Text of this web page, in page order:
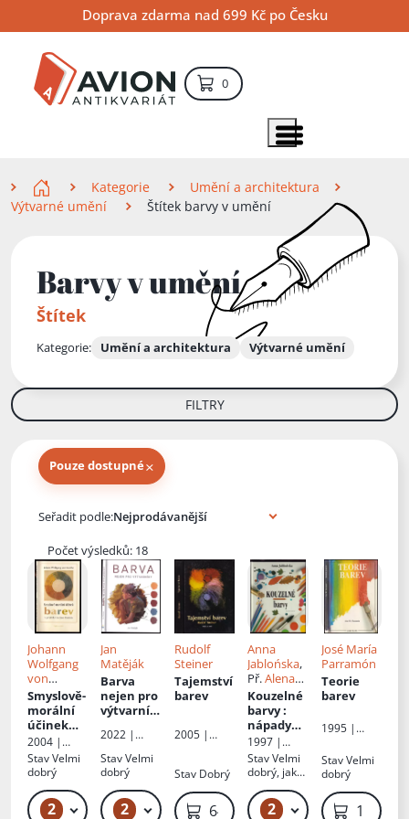
na
obsah
na
navigaci
na
vyhledávání
Doprava zdarma nad 699 Kč po Česku
0položek – košík
Zobrazit položky menu
Kategorie
Umění a architektura
Výtvarné umění
Štítek barvy v umění
Barvy v umění
Štítek
Kategorie: Umění a architektura Výtvarné umění
FILTRY
Pouze dostupné×
Seřadit podle:
Počet výsledků: 18
Johann
Wolfgang
von
Goethe
Smyslově-
morální
účinek
barev
2004 |
Fabula
StavVelmi
dobrý
2 399 Kč – 499 Kč
Jan
Matěják
Barva
nejen pro
výtvarník
2022 |
Press
StavVelmi
dobrý
2 229 Kč
Rudolf
Steiner
Tajemství
barev
2005 |
Stav Dobrý
649 Kč
Anna
Jablońska,
Př.Alena
Benešová
Kouzelné
barvy:
nápady
pro malé
výtvarník
y
1997 |
Knižní klub
StavVelmi
dobrý, jako
2 49 Kč
José María
Parramón
Teorie
barev
1995 |
Vašut
StavVelmi
dobrý
1 599